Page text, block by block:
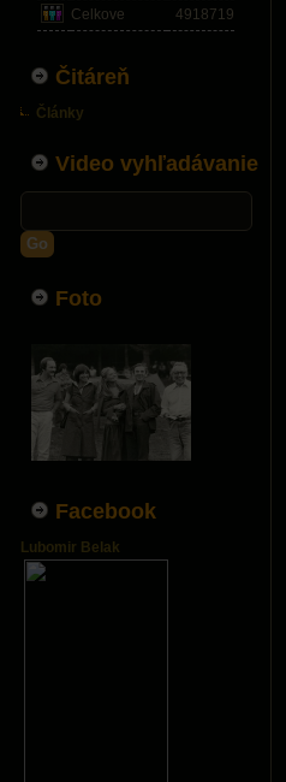
Celkove
4918719
Čitáreň
Články
Video vyhľadávanie
Go
Foto
Facebook
Lubomir Belak